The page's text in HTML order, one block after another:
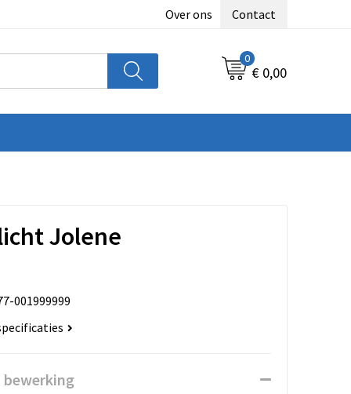
Over ons Contact
0
€ 0,00
Jolene
001999999
bewerking